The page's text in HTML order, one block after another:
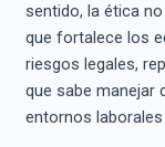
sentido, la ética
que fortalece los
riesgos legales,
que sabe manejar
entornos